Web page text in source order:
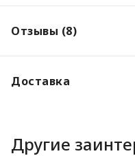
Отзывы (8)
Доставка
Другие